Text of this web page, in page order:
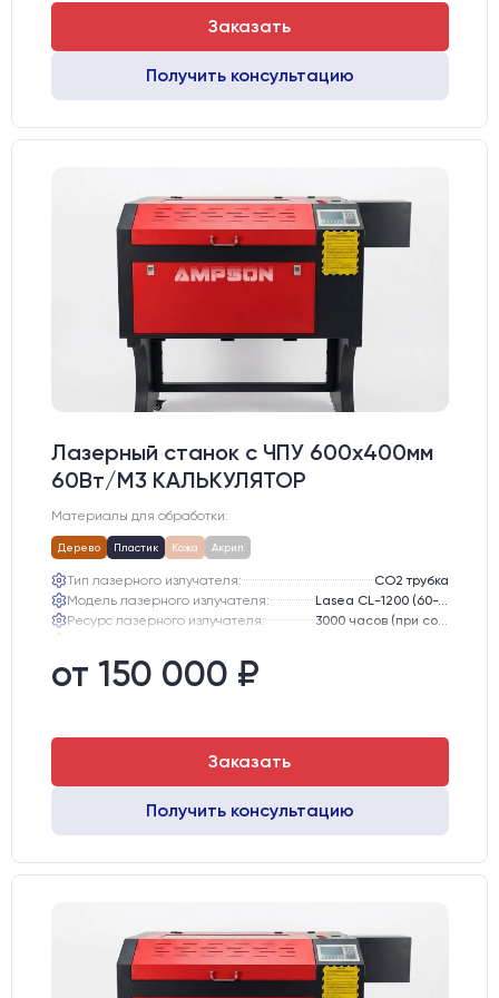
Заказать
Получить консультацию
Лазерный станок c ЧПУ 600х400мм
60Вт/М3 КАЛЬКУЛЯТОР
Материалы для обработки:
Дерево Пластик Кожа Акрил
Тип лазерного излучателя:
СО2 трубка
Модель лазерного излучателя:
Lasea CL-1200 (60-75 Вт)
Ресурс лазерного излучателя:
3000 часов (при соблюдении условий эксплуатации)
Зеркала:
Интерфейс подключения станка к ПК:
от 150 000 ₽
Заказать
Получить консультацию